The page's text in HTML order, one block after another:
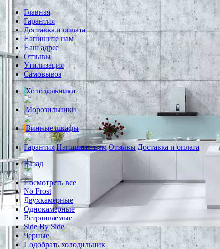
Главная
Гарантия
Доставка и оплата
Напишите нам
Наш адрес
Отзывы
Утилизация
Самовывоз
Холодильники
Морозильники
Винные шкафы
Гарантия Напишите нам Отзывы Доставка и оплата
Назад
Посмотреть все
No Frost
Двухкамерные
Однокамерные
Встраиваемые
Side By Side
Черные
Подобрать холодильник